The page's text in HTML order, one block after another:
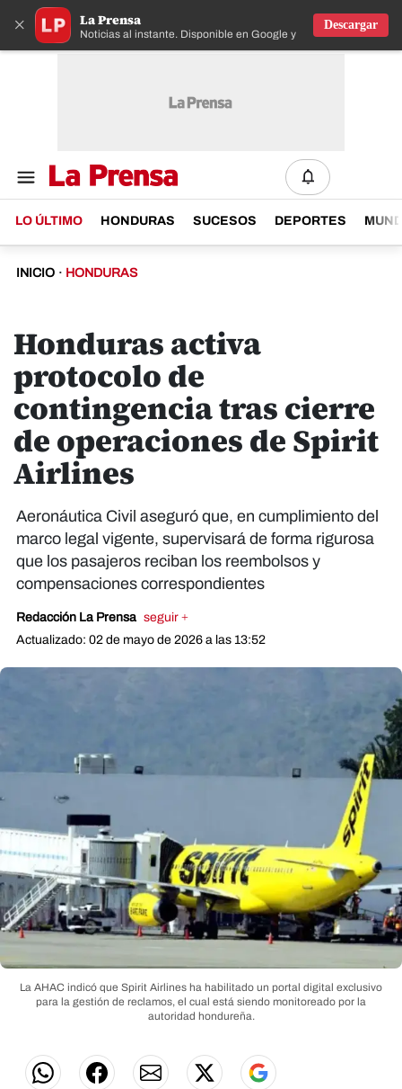
× La Prensa
Noticias al instante. Disponible en Google y IOS
Descargar
LO ÚLTIMO HONDURAS SUCESOS DEPORTES
INICIO · HONDURAS
Honduras activa
protocolo de
contingencia tras cierre
de operaciones de Spirit
Airlines
Aeronáutica Civil aseguró que, en cumplimiento del
marco legal vigente, supervisará de forma rigurosa
que los pasajeros reciban los reembolsos y
compensaciones correspondientes
Redacción La Prensa seguir +
Actualizado: 02 de mayo de 2026 a las 13:52
La AHAC indicó que Spirit Airlines ha habilitado un portal digital exclusivo
para la gestión de reclamos, el cual está siendo monitoreado por la
autoridad hondureña.